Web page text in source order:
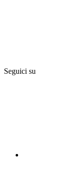
Seguici su